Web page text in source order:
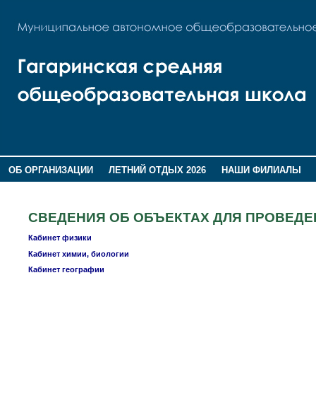
ОБ ОРГАНИЗАЦИИ ЛЕТНИЙ ОТДЫХ 2026
НАШИ ФИЛИАЛЫ
СВЕДЕНИЯ ОБ ОБЪЕКТАХ ДЛЯ
Кабинет физики
Кабинет химии, биологии
Кабинет географии